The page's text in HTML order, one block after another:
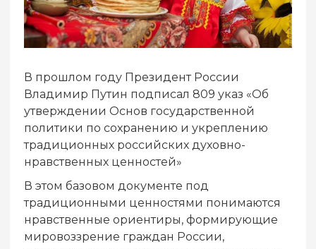
В прошлом году Президент России
Владимир Путин подписал 809 указ «Об
утверждении Основ государственной
политики по сохранению и укреплению
традиционных российских духовно-
нравственных ценностей»
В этом базовом документе под
традиционными ценностями понимаются
нравственные ориентиры, формирующие
мировоззрение граждан России,